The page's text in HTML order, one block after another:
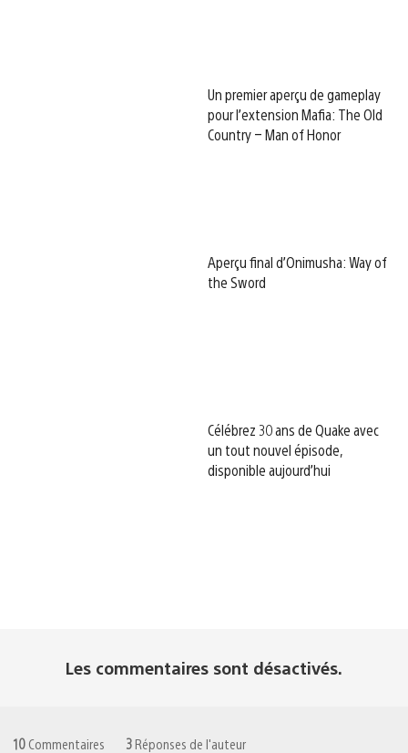
Un premier aperçu de gameplay
pour l’extension Mafia: The Old
Country – Man of Honor
Aperçu final d’Onimusha: Way of
the Sword
Célébrez 30 ans de Quake avec
un tout nouvel épisode,
disponible aujourd’hui
Les commentaires sont désactivés.
10 Commentaires 3 Réponses de l'auteur